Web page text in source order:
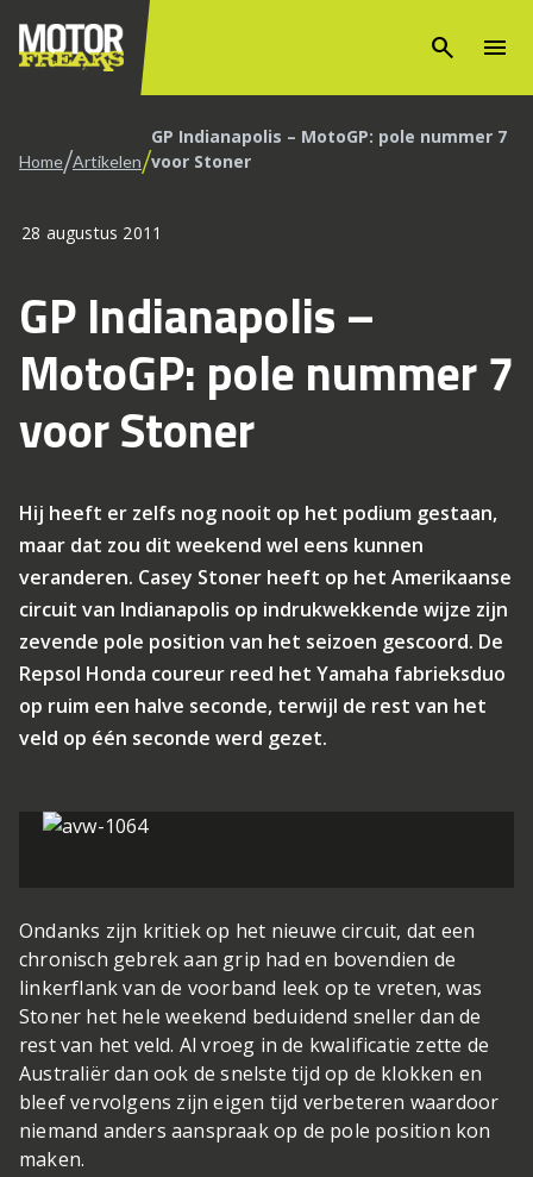
search menu
Home/Artikelen/GP Indianapolis – MotoGP: pole nummer 7
voor Stoner
28 augustus 2011
GP Indianapolis –
MotoGP: pole nummer 7
voor Stoner
Hij heeft er zelfs nog nooit op het podium gestaan,
maar dat zou dit weekend wel eens kunnen
veranderen. Casey Stoner heeft op het Amerikaanse
circuit van Indianapolis op indrukwekkende wijze zijn
zevende pole position van het seizoen gescoord. De
Repsol Honda coureur reed het Yamaha fabrieksduo
op ruim een halve seconde, terwijl de rest van het
veld op één seconde werd gezet.
Ondanks zijn kritiek op het nieuwe circuit, dat een
chronisch gebrek aan grip had en bovendien de
linkerflank van de voorband leek op te vreten, was
Stoner het hele weekend beduidend sneller dan de
rest van het veld. Al vroeg in de kwalificatie zette de
Australiër dan ook de snelste tijd op de klokken en
bleef vervolgens zijn eigen tijd verbeteren waardoor
niemand anders aanspraak op de pole position kon
maken.